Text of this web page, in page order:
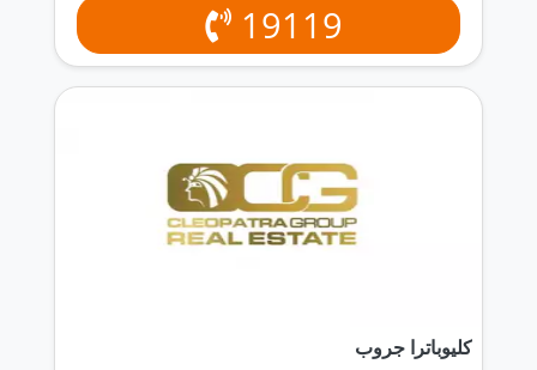
19119
كليوباترا جروب